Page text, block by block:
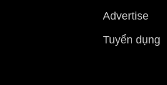
Advertise
Tuyển dụng